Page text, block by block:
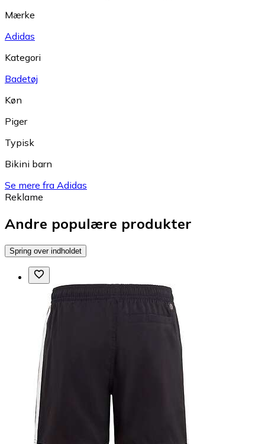
Mærke
Adidas
Kategori
Badetøj
Køn
Piger
Typisk
Bikini barn
Se mere fra Adidas
Reklame
Andre populære produkter
Spring over indholdet